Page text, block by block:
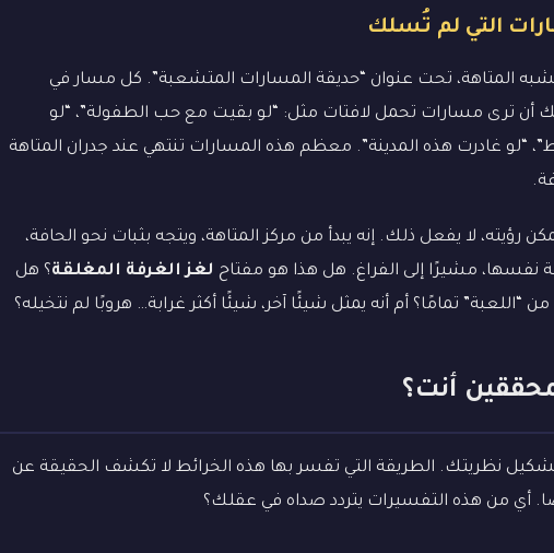
التي لم تُسلك
المتاهة، تحت عنوان “حديقة المسارات المتشعبة”. كل مسار في
أن ترى مسارات تحمل لافتات مثل: “لو بقيت مع حب الطفولة”، “لو
“لو غادرت هذه المدينة”. معظم هذه المسارات تنتهي عند جدران المتاهة
رؤيته، لا يفعل ذلك. إنه يبدأ من مركز المتاهة، ويتجه بثبات نحو الحافة،
نفسها، مشيرًا إلى الفراغ. هل هذا هو مفتاح لغز الغرفة المغلقة؟ هل
“اللعبة” تمامًا؟ أم أنه يمثل شيئًا آخر، شيئًا أكثر غرابة… هروبًا لم نتخيله؟
أنت؟
نظريتك. الطريقة التي تفسر بها هذه الخرائط لا تكشف الحقيقة عن
أي من هذه التفسيرات يتردد صداه في عقلك؟